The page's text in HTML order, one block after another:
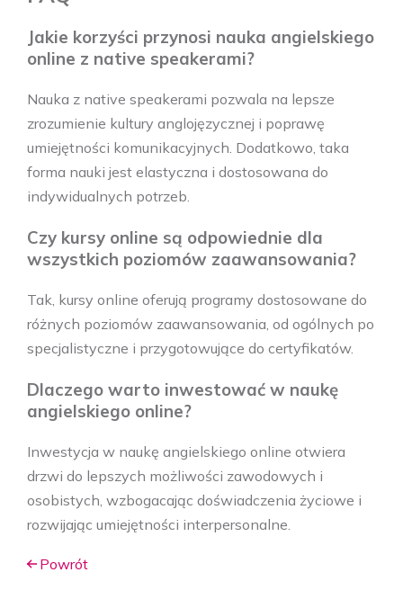
Jakie korzyści przynosi nauka angielskiego
online z native speakerami?
Nauka z native speakerami pozwala na lepsze
zrozumienie kultury anglojęzycznej i poprawę
umiejętności komunikacyjnych. Dodatkowo, taka
forma nauki jest elastyczna i dostosowana do
indywidualnych potrzeb.
Czy kursy online są odpowiednie dla
wszystkich poziomów zaawansowania?
Tak, kursy online oferują programy dostosowane do
różnych poziomów zaawansowania, od ogólnych po
specjalistyczne i przygotowujące do certyfikatów.
Dlaczego warto inwestować w naukę
angielskiego online?
Inwestycja w naukę angielskiego online otwiera
drzwi do lepszych możliwości zawodowych i
osobistych, wzbogacając doświadczenia życiowe i
rozwijając umiejętności interpersonalne.
Powrót